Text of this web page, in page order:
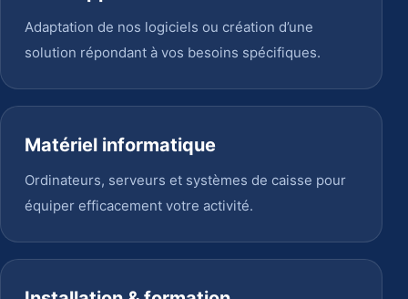
Adaptation de nos logiciels ou création d’une
solution répondant à vos besoins spécifiques.
Matériel informatique
Ordinateurs, serveurs et systèmes de caisse pour
équiper efficacement votre activité.